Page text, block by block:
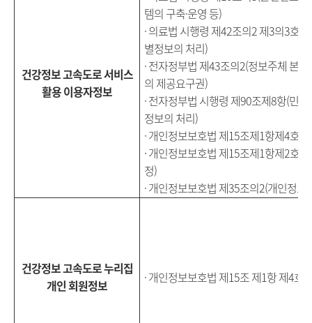
건강정보 고속도로 서비스
활용 이용자정보
템의 구축·운영 등)
· 의료법 시행령 제42조의2 제3의3호(
별정보의 처리)
· 전자정부법 제43조의2(정보주체 본
의 제공요구권)
· 전자정부법 시행령 제90조제8항(민
정보의 처리)
· 개인정보보호법 제15조제1항제4호(
· 개인정보보호법 제15조제1항제2호(
정)
· 개인정보보호법 제35조의2(개인정보
건강정보 고속도로 누리집
개인 회원정보
· 개인정보보호법 제15조 제1항 제4호